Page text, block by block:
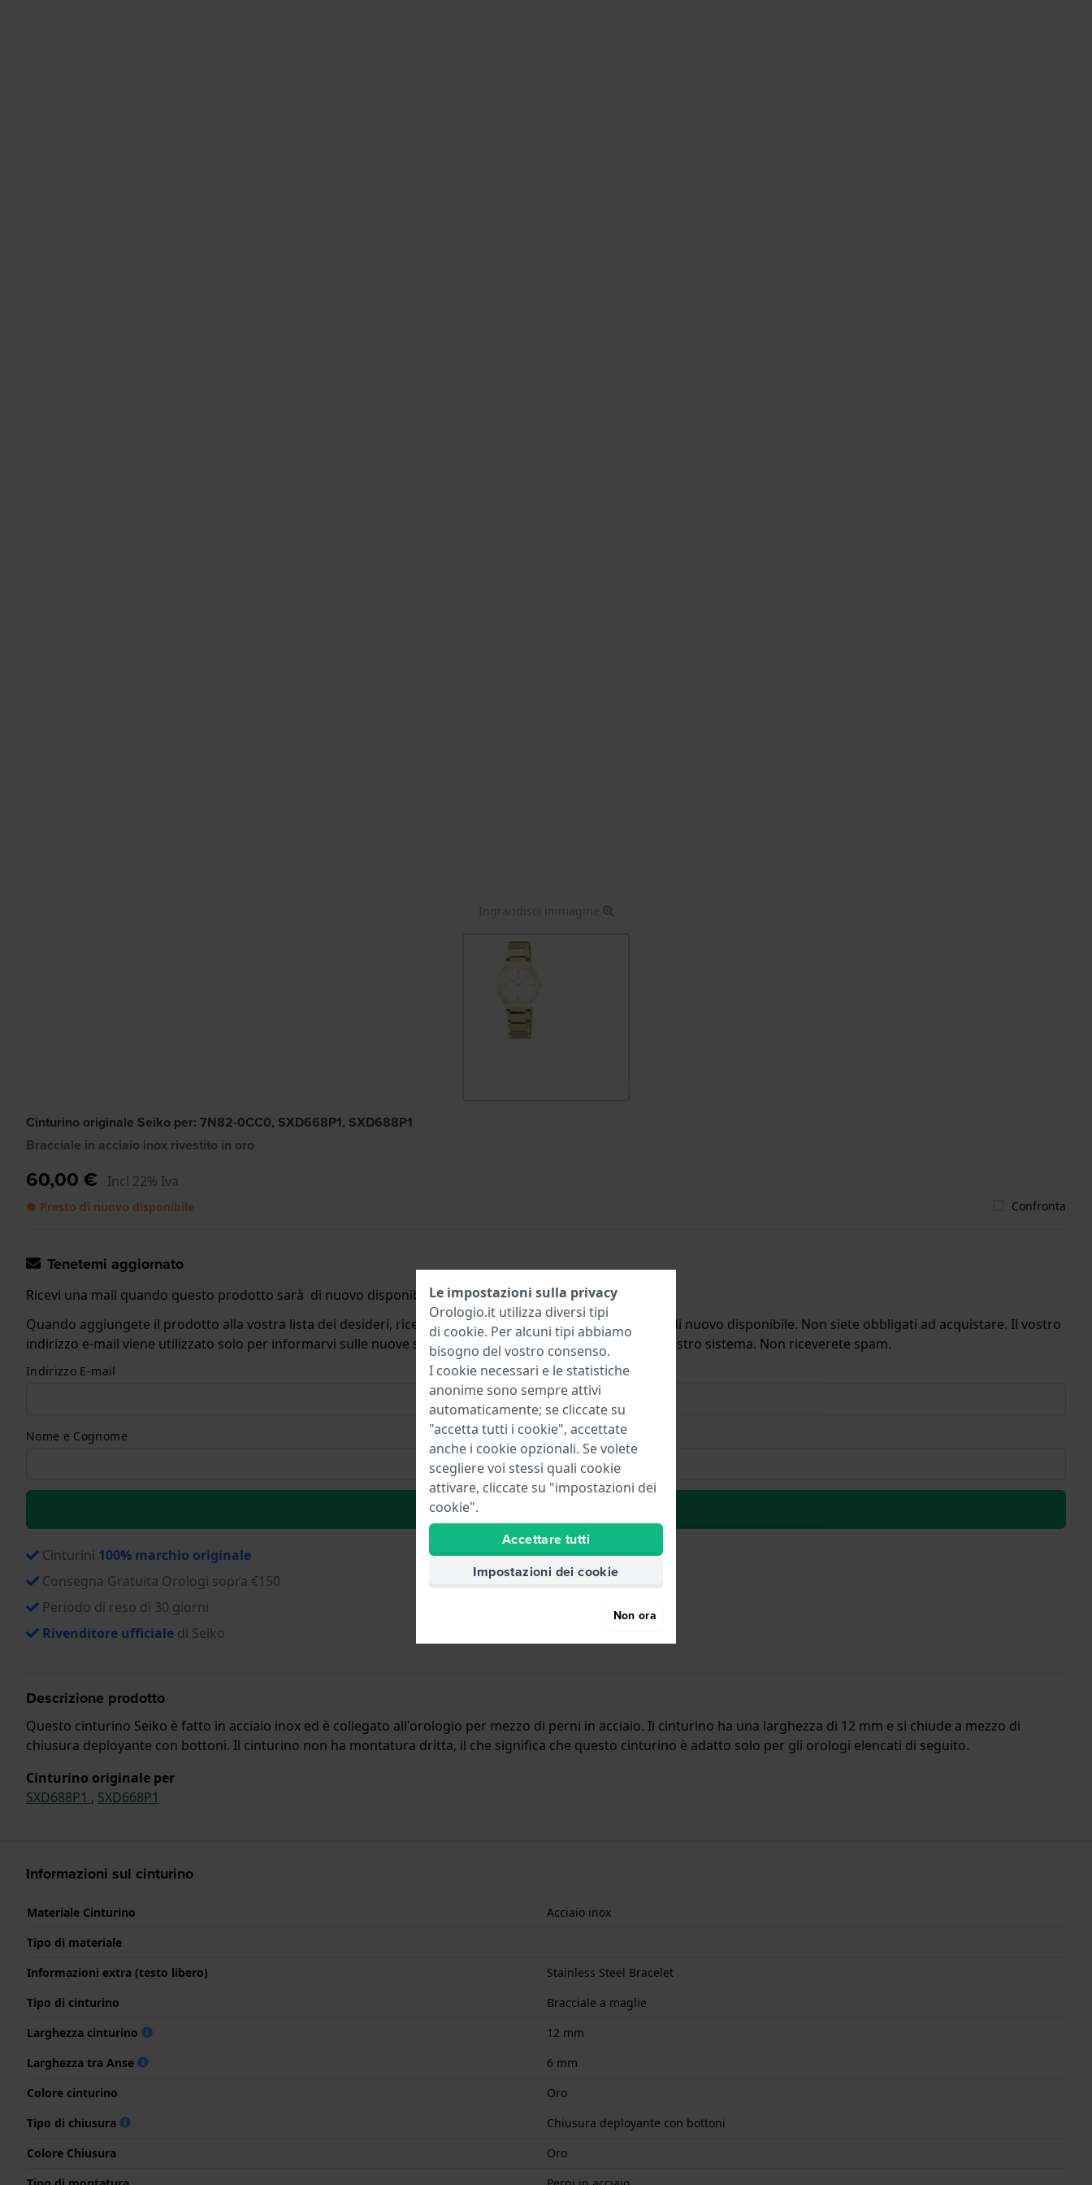
Ingrandisci immagine
Cinturino originale Seiko per: 7N82-0CC0, SXD668P1, SXD688P1
Bracciale in acciaio inox rivestito in oro
60,00 € Incl 22% Iva
● Presto di nuovo disponibile Confronta
Tenetemi aggiornato
Ricevi una mail quando questo prodotto sarà di nuovo disponibile.
Quando aggiungete il prodotto alla vostra lista dei desideri, riceverete un'e-mail quando il prodotto sarà di nuovo disponibile. Non siete obbligati ad acquistare. Il vostro
indirizzo e-mail viene utilizzato solo per informarvi sulle nuove scorte. Subito dopo viene cancellato dal nostro sistema. Non riceverete spam.
Indirizzo E-mail
Nome e Cognome
Cinturini 100% marchio originale
Consegna Gratuita Orologi sopra €150
Periodo di reso di 30 giorni
Rivenditore ufficiale di Seiko
Descrizione prodotto
Questo cinturino Seiko è fatto in acciaio inox ed è collegato all'orologio per mezzo di perni in acciaio. Il cinturino ha una larghezza di 12 mm e si chiude a mezzo di
chiusura deployante con bottoni. Il cinturino non ha montatura dritta, il che significa che questo cinturino è adatto solo per gli orologi elencati di seguito.
Cinturino originale per
SXD688P1 , SXD668P1
Informazioni sul cinturino
Materiale Cinturino
Acciaio inox
Tipo di materiale
Informazioni extra (testo libero)
Stainless Steel Bracelet
Tipo di cinturino
Bracciale a maglie
Larghezza cinturino
12 mm
Larghezza tra Anse
6 mm
Colore cinturino
Oro
Tipo di chiusura
Chiusura deployante con bottoni
Colore Chiusura
Oro
Le impostazioni sulla privacy
Orologio.it utilizza diversi tipi
di cookie. Per alcuni tipi abbiamo
bisogno del vostro consenso.
I cookie necessari e le statistiche
anonime sono sempre attivi
automaticamente; se cliccate su
"accetta tutti i cookie", accettate
anche i cookie opzionali. Se volete
scegliere voi stessi quali cookie
attivare, cliccate su "impostazioni dei
cookie".
Accettare tutti
Impostazioni dei cookie
Non ora